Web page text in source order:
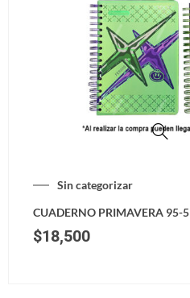
Sin categorizar
CUADERNO PRIMAVERA 95-5
$18,500